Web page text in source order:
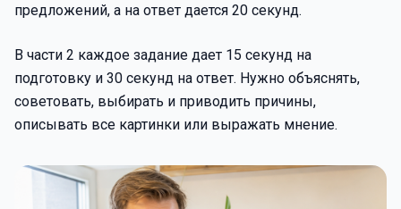
предложений, а на ответ дается 20 секунд.
В части 2 каждое задание дает 15 секунд на
подготовку и 30 секунд на ответ. Нужно объяснять,
советовать, выбирать и приводить причины,
описывать все картинки или выражать мнение.